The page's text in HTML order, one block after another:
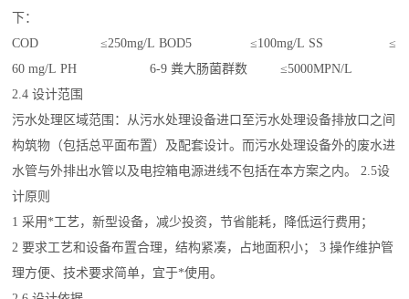
下：
COD ≤250mg/L BOD5 ≤100mg/L SS ≤
60 mg/L PH 6-9 粪大肠菌群数 ≤5000MPN/L
2.4 设计范围
污水处理区域范围：从污水处理设备进口至污水处理设备排放口之间
构筑物（包括总平面布置）及配套设计。而污水处理设备外的废水进
水管与外排出水管以及电控箱电源进线不包括在本方案之内。 2.5设
计原则
1 采用*工艺，新型设备，减少投资，节省能耗，降低运行费用；
2 要求工艺和设备布置合理，结构紧凑，占地面积小； 3 操作维护管
理方便、技术要求简单，宜于*使用。